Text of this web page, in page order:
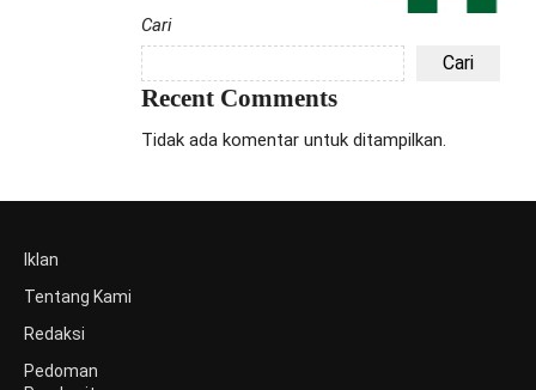
Cari
Cari
Recent Comments
Tidak ada komentar untuk ditampilkan.
Iklan
Tentang Kami
Redaksi
Pedoman